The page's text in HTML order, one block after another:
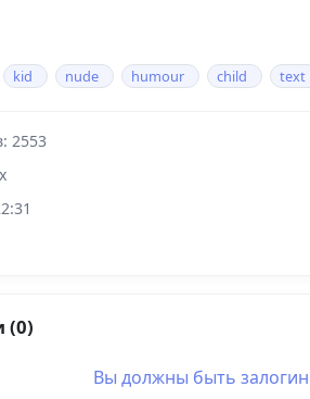
kid nude humour child text
2553
(0)
Вы должны быть